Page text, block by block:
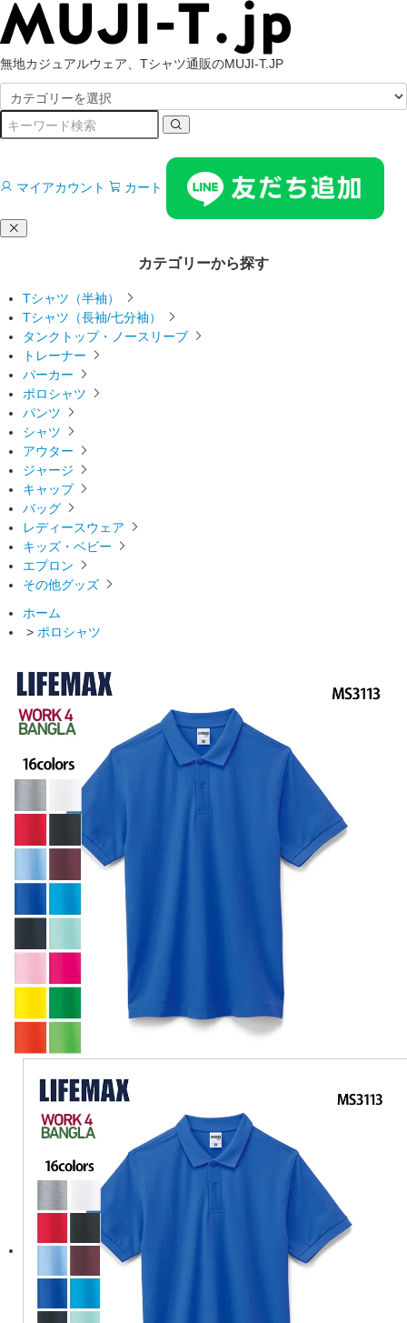
無地カジュアルウェア、Tシャツ通販のMUJI-T.JP
マイアカウント カート
カテゴリーから探す
Tシャツ（半袖）
Tシャツ（長袖/七分袖）
タンクトップ・ノースリーブ
トレーナー
パーカー
ポロシャツ
パンツ
シャツ
アウター
ジャージ
キャップ
バッグ
レディースウェア
キッズ・ベビー
エプロン
その他グッズ
ホーム
> ポロシャツ